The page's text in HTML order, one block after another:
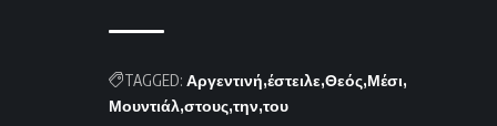
TAGGED: Αργεντινή έστειλε Θεός Μέσι
Μουντιάλ στους την του